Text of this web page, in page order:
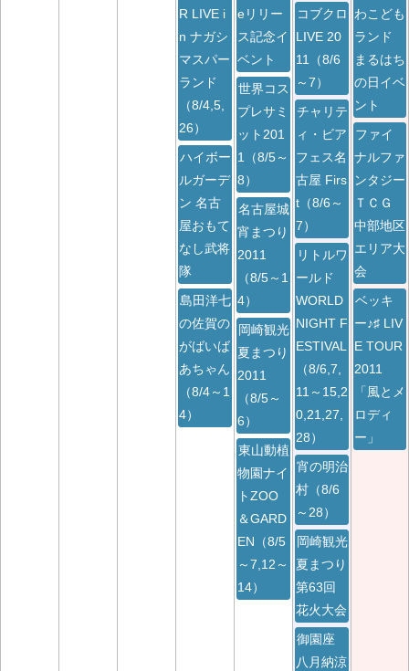
ファイ
ナルファ
ンタジー
ＴＣＧ
中部地区
エリア大
会
ベッキ
ー♪♯ LIV
E TOUR
2011
「風とメ
ロディ
ー」
わこども
ランド
まるはち
の日イベ
ント
コブクロ
LIVE 20
11（8/6
～7）
岡崎観光
夏まつり
第63回
花火大会
宵の明治
村（8/6
～28）
チャリテ
ィ・ビア
フェス名
古屋 Firs
t（8/6～
7）
御園座
八月納涼
リトルワ
ールド
WORLD
NIGHT F
ESTIVAL
（8/6,7,
11～15,2
0,21,27,
28）
東山動植
物園ナイ
トZOO
＆GARD
EN（8/5
～7,12～
14）
世界コス
プレサミ
ット201
1（8/5～
8）
名古屋城
宵まつり
2011
（8/5～1
4）
岡崎観光
夏まつり
2011
（8/5～
6）
eリリー
ス記念イ
ベント
島田洋七
の佐賀の
がばいば
あちゃん
（8/4～1
4）
ハイボー
ルガーデ
ン 名古
屋おもて
なし武将
隊
R LIVE i
n ナガシ
マスパー
ランド
（8/4,5,
26）